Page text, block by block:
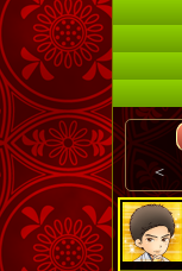
＜